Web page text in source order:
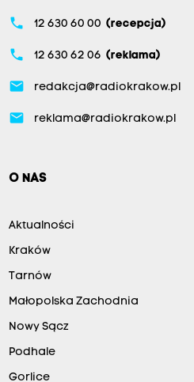
phone 12 630 60 00 (recepcja)
phone 12 630 62 06 (reklama)
email redakcja@radiokrakow.pl
email reklama@radiokrakow.pl
O NAS
Aktualności
Kraków
Tarnów
Małopolska Zachodnia
Nowy Sącz
Podhale
Gorlice